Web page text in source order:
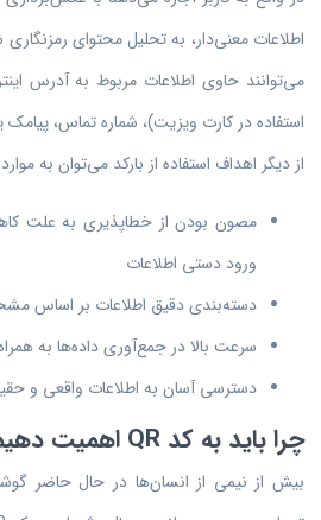
می‌توانند حاوی اطلاعات مربوط به آدرس
استفاده در کارت ویزیت)، شماره تماس، پیامک
از دیگر اهداف استفاده از بارکد می‌توان به
مصون بودن از خطاپذیری به علت
ورود دستی اطلاعات
دسته‌بندى دقیق اطلاعات بر‌ اساس
سرعت بالا در جمع‌آوری داده‌ها به
دسترسى آسان به اطلاعات واقعى و
چرا باید به کد QR اهمیت دهیم؟
بیش از نیمی از انسان‌ها در حال حاضر